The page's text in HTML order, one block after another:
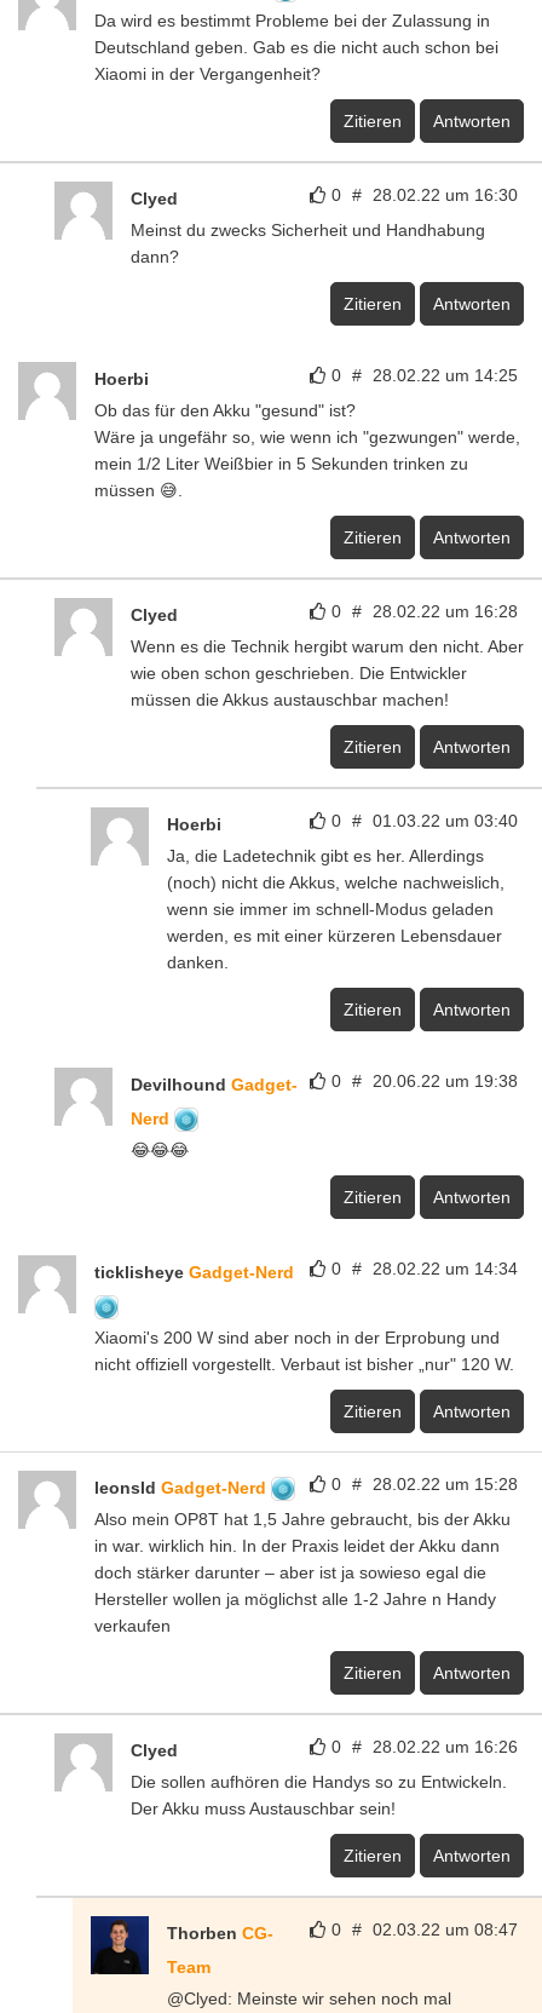
Da wird es bestimmt Probleme bei der Zulassung in
Deutschland geben. Gab es die nicht auch schon bei
Xiaomi in der Vergangenheit?
Zitieren Antworten
0 # 28.02.22 um 16:30
Clyed
Meinst du zwecks Sicherheit und Handhabung
dann?
Zitieren Antworten
0 # 28.02.22 um 14:25
Hoerbi
Ob das für den Akku "gesund" ist?
Wäre ja ungefähr so, wie wenn ich "gezwungen" werde,
mein 1/2 Liter Weißbier in 5 Sekunden trinken zu
müssen 😅.
Zitieren Antworten
0 # 28.02.22 um 16:28
Clyed
Wenn es die Technik hergibt warum den nicht. Aber
wie oben schon geschrieben. Die Entwickler
müssen die Akkus austauschbar machen!
Zitieren Antworten
0 # 01.03.22 um 03:40
Hoerbi
Ja, die Ladetechnik gibt es her. Allerdings
(noch) nicht die Akkus, welche nachweislich,
wenn sie immer im schnell-Modus geladen
werden, es mit einer kürzeren Lebensdauer
danken.
Zitieren Antworten
0 # 20.06.22 um 19:38
Devilhound Gadget-
Nerd
😂😂😂
Zitieren Antworten
0 # 28.02.22 um 14:34
ticklisheye Gadget-Nerd
Xiaomi's 200 W sind aber noch in der Erprobung und
nicht offiziell vorgestellt. Verbaut ist bisher „nur" 120 W.
Zitieren Antworten
0 # 28.02.22 um 15:28
leonsld Gadget-Nerd
Also mein OP8T hat 1,5 Jahre gebraucht, bis der Akku
in war. wirklich hin. In der Praxis leidet der Akku dann
doch stärker darunter – aber ist ja sowieso egal die
Hersteller wollen ja möglichst alle 1-2 Jahre n Handy
verkaufen
Zitieren Antworten
0 # 28.02.22 um 16:26
Clyed
Die sollen aufhören die Handys so zu Entwickeln.
Der Akku muss Austauschbar sein!
Zitieren Antworten
0 # 02.03.22 um 08:47
Thorben CG-
Team
@Clyed: Meinste wir sehen noch mal